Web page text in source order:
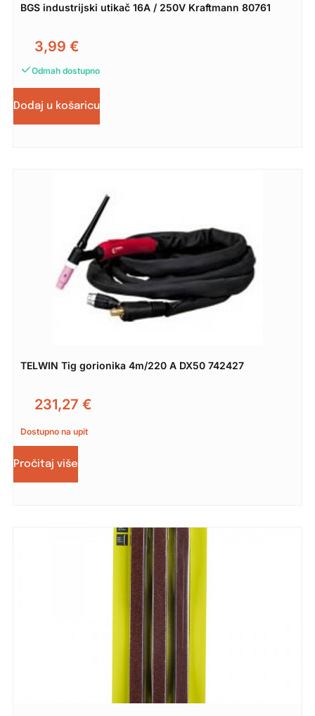
BGS industrijski utikač 16A / 250V Kraftmann 80761
3,99 €
Odmah dostupno
Dodaj u košaricu
TELWIN Tig gorionika 4m/220 A DX50 742427
231,27 €
Dostupno na upit
Pročitaj više